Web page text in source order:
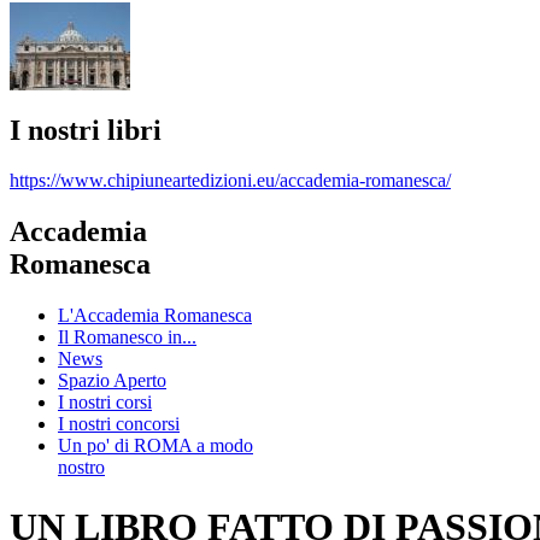
I nostri libri
https://www.chipiuneartedizioni.eu/accademia-romanesca/
Accademia
Romanesca
L'Accademia Romanesca
Il Romanesco in...
News
Spazio Aperto
I nostri corsi
I nostri concorsi
Un po' di ROMA a modo
nostro
UN LIBRO FATTO DI